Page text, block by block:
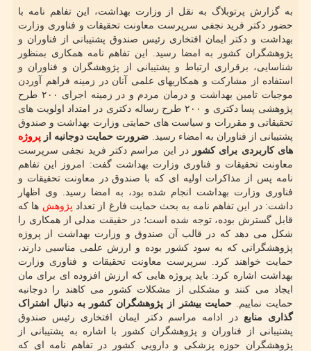
به گزارش پرتوبلاگ به نقل از وزارت بهداشت، این تفاهم نامه با
حضور دکتر فرید نجفی سرپرست معاونت تحقیقات و فناوری وزارت
بهداشت و دکتر ایمان افتخاری رئیس صندوق پشتیبانی از فناوران و
پژوهشگران کشور به امضا رسید. این تفاهم نامه همکاری بمنظور
شناسایی، برقراری ارتباط و پشتیبانی از پژوهشگران و فناوران و
استفاده از مشارکت و همکاریهای علمی آنان در زمینه فراهم آوردن
موجبات تامین بهداشت و درمان مردم و در زمینه اجرای ۲۰۰ طرح
پژوهشی پسا دکتری و ۲۰۰ طرح رساله دکتری در امتداد اولویت های
تحقیقاتی و مقررات و سیاست های حمایتی وزارت بهداشت و صندوق
پشتیبانی از فناوران به امضاء رسید. ضرورت حمایت دوجانبه از پروژه
های کاربردی برای کشور در این مراسم دکتر فرید نجفی سرپرست
معاونت تحقیقات و فناوری وزارت بهداشت گفت: امروز این تفاهم
نامه پس از مذاکرات اولیه ای که با صندوق در معاونت تحقیقات و
فناوری وزارت بهداشت انجام شده بود، به امضا رسید. وی اظهار
داشت: در این تفاهم نامه به بحث حمایت فارغ از تعداد پژوهش ها که
قابل گسترش بوده، توجه شده است؛ در حقیقت مدلی از همکاری را
شکل می دهد که در قالب آن صندوق و وزارت بهداشت از پروژه
پژوهشگرانی که به سود کشور بوده و ارزش علمی مناسبی دارند،
حمایت خواهند کرد. سرپرست معاونت تحقیقات و فناوری وزارت
بهداشت اشاره کرد: باید پروژه هایی که ارزش افزوده ای برای مان
ایجاد می کنند و مشکلی از مشکلات کشور می کاهند را دوجانبه
حمایت نماییم. حمایت بیشتر از پژوهشگران کشور به دنبال اشتراک
گذاری منابع در ادامه مراسم دکتر ایمان افتخاری رئیس صندوق
پشتیبانی از فناوران و پژوهشگران کشور با اشاره به پشتیبانی از
پژوهشگران حوزه پزشکی و دارویی کشور در تفاهم نامه ای که